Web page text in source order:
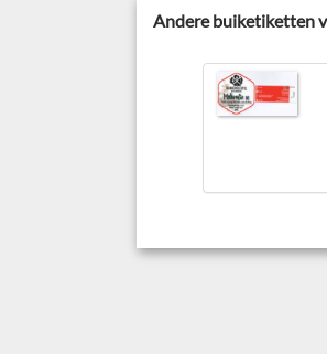
Andere buiketiketten